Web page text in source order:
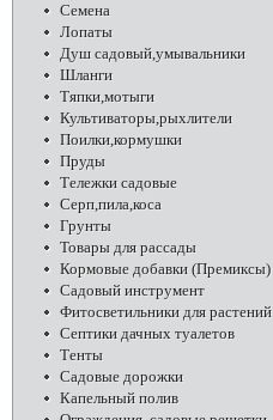
Семена
Лопаты
Душ садовый,умывальники
Шланги
Тяпки,мотыги
Культиваторы,рыхлители
Поилки,кормушки
Пруды
Тележки садовые
Серп,пила,коса
Грунты
Товары для рассады
Кормовые добавки (Премиксы)
Садовый инструмент
Фитосветильники для растений
Септики дачных туалетов
Тенты
Садовые дорожки
Капельный полив